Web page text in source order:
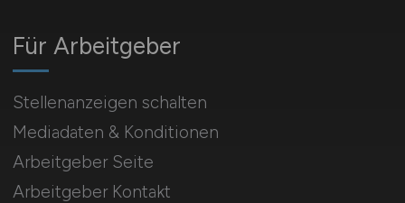
Für Arbeitgeber
Stellenanzeigen schalten
Mediadaten & Konditionen
Arbeitgeber Seite
Arbeitgeber Kontakt